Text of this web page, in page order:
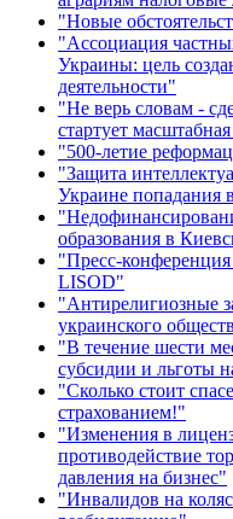
"Новые
"Ассоциация
Украины: цель
деятельности"
"Не верь словам -
стартует
"500-летие
"Защита
Украине попадания
образования в
"Пресс-
LISOD"
"Антирелигиозные
украинского
"В течение шести
субсидии и льготы
"Сколько стоит
страхованием!"
"Изменения в
противодействие
давления на бизнес"
"Инвалидов на